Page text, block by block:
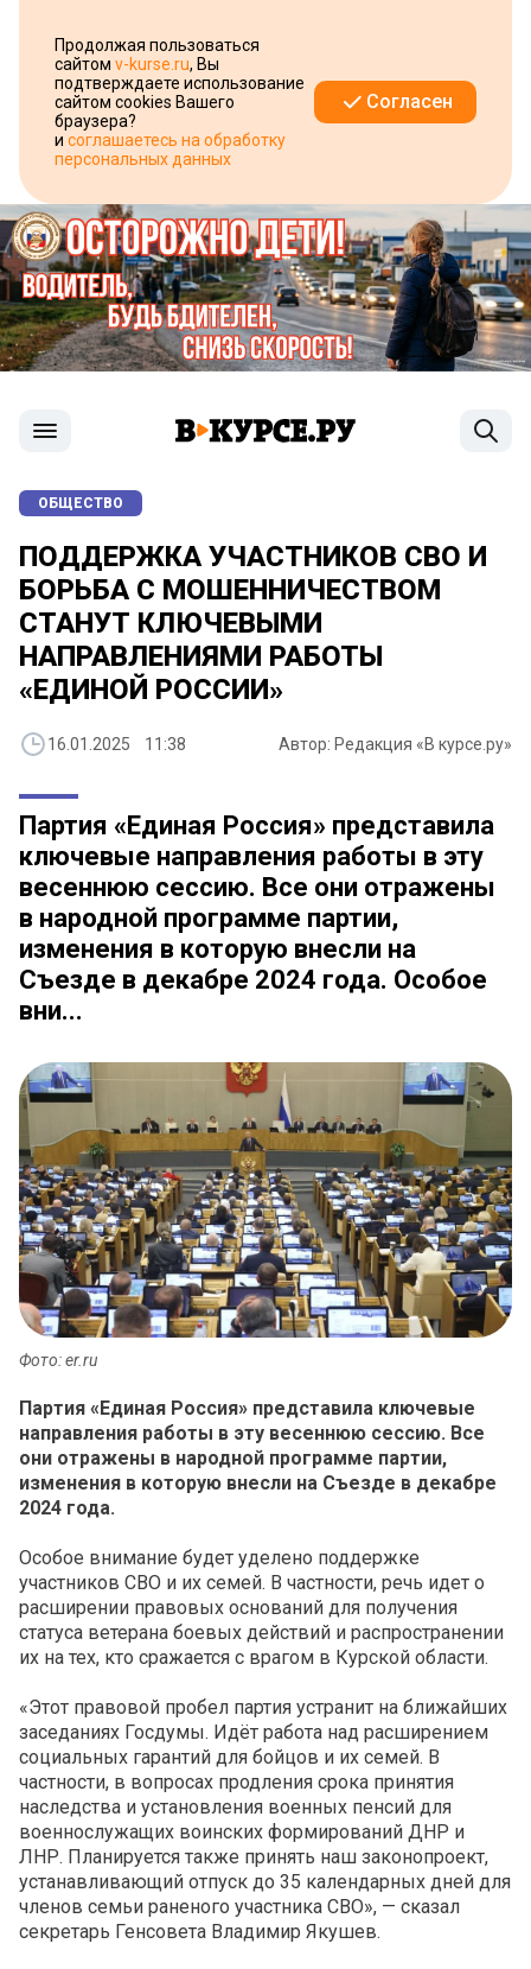
Продолжая пользоваться
сайтом v-kurse.ru, Вы
подтверждаете использование
сайтом cookies Вашего
браузера?
и соглашаетесь на обработку
персональных данных
Согласен
ОБЩЕСТВО
ПОДДЕРЖКА УЧАСТНИКОВ СВО И
БОРЬБА С МОШЕННИЧЕСТВОМ
СТАНУТ КЛЮЧЕВЫМИ
НАПРАВЛЕНИЯМИ РАБОТЫ
«ЕДИНОЙ РОССИИ»
16.01.2025 11:38 Автор: Редакция «В курсе.ру»
Партия «Единая Россия» представила
ключевые направления работы в эту
весеннюю сессию. Все они отражены
в народной программе партии,
изменения в которую внесли на
Съезде в декабре 2024 года. Особое
вни...
Фото: er.ru
Партия «Единая Россия» представила ключевые
направления работы в эту весеннюю сессию. Все
они отражены в народной программе партии,
изменения в которую внесли на Съезде в декабре
2024 года.
Особое внимание будет уделено поддержке
участников СВО и их семей. В частности, речь идет о
расширении правовых оснований для получения
статуса ветерана боевых действий и распространении
их на тех, кто сражается с врагом в Курской области.
«Этот правовой пробел партия устранит на ближайших
заседаниях Госдумы. Идёт работа над расширением
социальных гарантий для бойцов и их семей. В
частности, в вопросах продления срока принятия
наследства и установления военных пенсий для
военнослужащих воинских формирований ДНР и
ЛНР. Планируется также принять наш законопроект,
устанавливающий отпуск до 35 календарных дней для
членов семьи раненого участника СВО», — сказал
секретарь Генсовета Владимир Якушев.